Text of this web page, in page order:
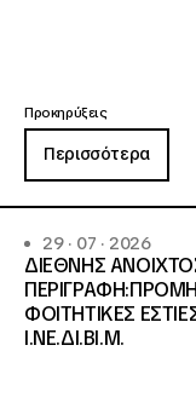
Προκηρύξεις
Περισσότερα
29 · 07 · 2026
ΔΙΕΘΝΗΣ
ΦΟΙΤΗΤΙΚΕΣ
Ι.ΝΕ.ΔΙ.ΒΙ.Μ.